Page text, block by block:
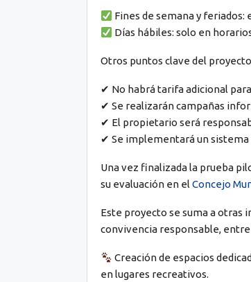
Fines de semana y feriados:
Días hábiles: solo en
Otros puntos clave del
✔ No habrá tarifa adicional
✔ Se realizarán campañas
✔ El propietario será
✔ Se implementará un
Una vez finalizada la prueba
su evaluación en el Concejo
Este proyecto se suma a otras
convivencia responsable, entre
Creación de espacios
en lugares recreativos.